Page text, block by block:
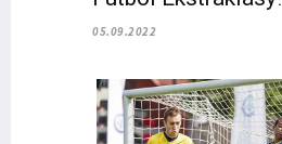
05.09.2022